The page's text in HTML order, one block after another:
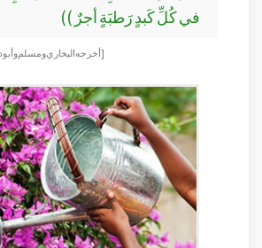
في كُلِّ كَبدٍ رَطبَةٍ أجرٌ ))
[أخرجه البخاري ومسلم وأبو